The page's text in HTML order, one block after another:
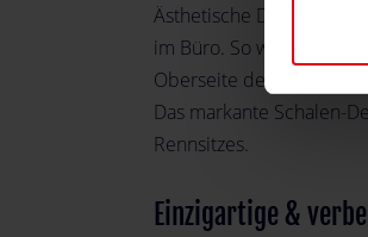
Ästhetische Details
im Büro. So wurde
Oberseite des Stuhls
Das markante Schalen-
Rennsitzes.
Einzigartige &